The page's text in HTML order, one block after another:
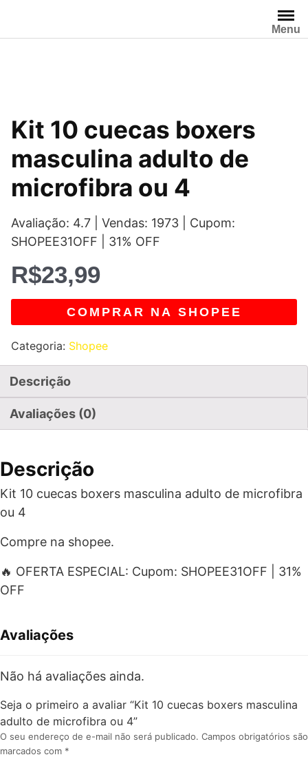
o
Menu
Kit 10 cuecas boxers
masculina adulto de
microfibra ou 4
Avaliação: 4.7 | Vendas: 1973 | Cupom:
SHOPEE31OFF | 31% OFF
R$23,99
COMPRAR NA SHOPEE
Categoria: Shopee
Descrição
Avaliações (0)
Descrição
Kit 10 cuecas boxers masculina adulto de microfibra
ou 4
Compre na shopee.
🔥 OFERTA ESPECIAL: Cupom: SHOPEE31OFF | 31%
OFF
Avaliações
Não há avaliações ainda.
Seja o primeiro a avaliar “Kit 10 cuecas boxers masculina
adulto de microfibra ou 4”
O seu endereço de e-mail não será publicado. Campos obrigatórios são
marcados com *